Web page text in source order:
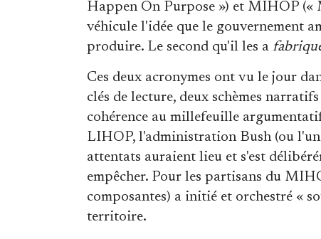
Happen On Purpose ») et MIHOP («
véhicule l'idée que le gouvernement
produire. Le second qu'il les a
Ces deux acronymes ont vu le jour
clés de lecture, deux schèmes
cohérence au millefeuille
LIHOP, l'administration Bush (ou
attentats auraient lieu et s'est
empêcher. Pour les partisans du
composantes) a initié et orchestré «
territoire.